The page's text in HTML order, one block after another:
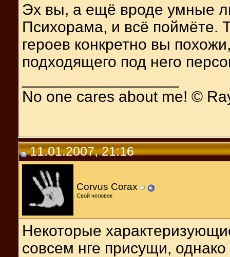
Эх вы, а ещё вроде умные
Психорама, и всё поймёте.
героев конкретно вы
подходящего под него
No one cares about me! ©
11.01.2007, 21:16
Corvus Corax
Свой человек
Некоторые
совсем нге присущи,